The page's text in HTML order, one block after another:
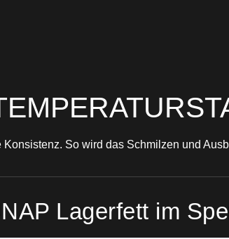
So wird das Schmilzen und
Lagerfett im